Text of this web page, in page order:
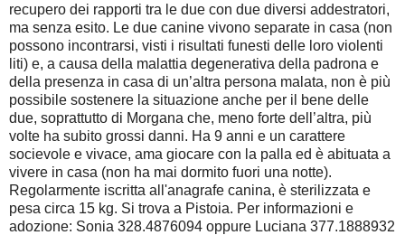
recupero dei rapporti tra le due con due diversi addestratori,
ma senza esito. Le due canine vivono separate in casa (non
possono incontrarsi, visti i risultati funesti delle loro violenti
liti) e, a causa della malattia degenerativa della padrona e
della presenza in casa di un’altra persona malata, non è più
possibile sostenere la situazione anche per il bene delle
due, soprattutto di Morgana che, meno forte dell’altra, più
volte ha subito grossi danni. Ha 9 anni e un carattere
socievole e vivace, ama giocare con la palla ed è abituata a
vivere in casa (non ha mai dormito fuori una notte).
Regolarmente iscritta all'anagrafe canina, è sterilizzata e
pesa circa 15 kg. Si trova a Pistoia. Per informazioni e
adozione: Sonia 328.4876094 oppure Luciana 377.1888932